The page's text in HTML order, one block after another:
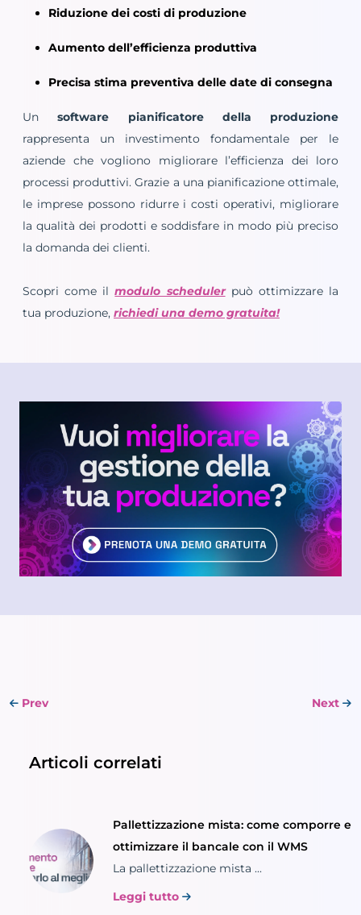
Riduzione dei costi di produzione
Aumento dell’efficienza produttiva
Precisa stima preventiva delle date di consegna
Unsoftware pianificatore della produzione
rappresenta un investimento fondamentale per le
aziende che vogliono migliorare l’efficienza dei loro
processi produttivi. Grazie a una pianificazione ottimale,
le imprese possono ridurre i costi operativi, migliorare
la qualità dei prodotti e soddisfare in modo più preciso
la domanda dei clienti.
Scopri come ilmodulo schedulerpuò ottimizzare la
tua produzione, richiedi una demo gratuita!
Prev Next
Articoli correlati
Pallettizzazione mista: come comporre e
ottimizzare il bancale con il WMS
La pallettizzazione mista ...
Leggi tutto